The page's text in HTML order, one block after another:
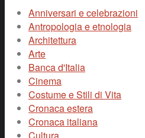
Anniversari e celebrazioni
Antropologia e etnologia
Architettura
Arte
Banca d'Italia
Cinema
Costume e Stili di Vita
Cronaca estera
Cronaca italiana
Cultura